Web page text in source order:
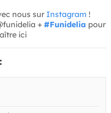
nous sur Instagram !
+ #Funidelia pour
ici